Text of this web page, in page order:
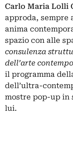
Carlo Maria Lolli
approda, sempre
anima
spazio con alle
consulenza
dell’arte
il programma
dell’ultra-
mostre pop-up in
lui.